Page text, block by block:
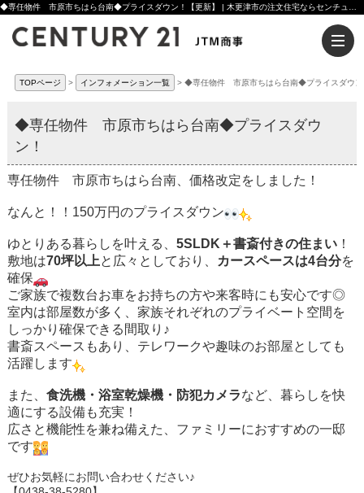
TOPページ インフォメーション一覧 ◆専任物件 市原市ちはら台南◆プライスダウン
◆専任物件 市原市ちはら台南◆プライスダウ
ン！
専任物件 市原市ちはら台南、価格改定をしました！
なんと！！150万円のプライスダウン
ゆとりある暮らしを叶える、 5SLDK＋書斎付きの住まい！
敷地は70坪以上と広々としており、 カースペースは4台分を
確保
ご家族で複数台お車をお持ちの方や来客時にも安心です◎
室内は部屋数が多く、家族それぞれのプライベート空間を
しっかり確保できる間取り♪
書斎スペースもあり、テレワークや趣味のお部屋としても
活躍します
また、 食洗機・浴室乾燥機・防犯カメラなど、暮らしを快
適にする設備も充実！
広さと機能性を兼ね備えた、ファミリーにおすすめの一邸
です
ぜひお気軽にお問い合わせください♪